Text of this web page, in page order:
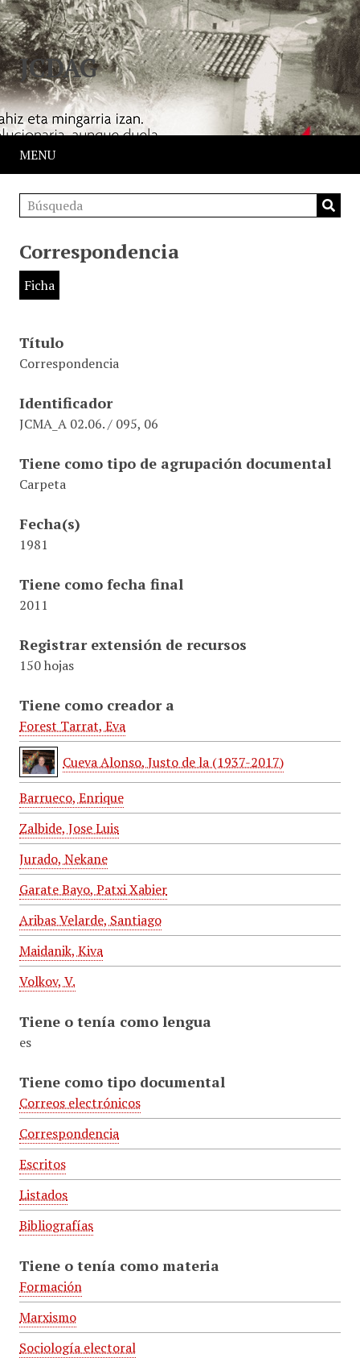
JCDAG
MENU
Correspondencia
Ficha
Título
Correspondencia
Identificador
JCMA_A 02.06. / 095, 06
Tiene como tipo de agrupación documental
Carpeta
Fecha(s)
1981
Tiene como fecha final
2011
Registrar extensión de recursos
150 hojas
Tiene como creador a
Forest Tarrat, Eva
Cueva Alonso, Justo de la (1937-2017)
Barrueco, Enrique
Zalbide, Jose Luis
Jurado, Nekane
Garate Bayo, Patxi Xabier
Aribas Velarde, Santiago
Maidanik, Kiva
Volkov, V.
Tiene o tenía como lengua
es
Tiene como tipo documental
Correos electrónicos
Correspondencia
Escritos
Listados
Bibliografías
Tiene o tenía como materia
Formación
Marxismo
Sociología electoral